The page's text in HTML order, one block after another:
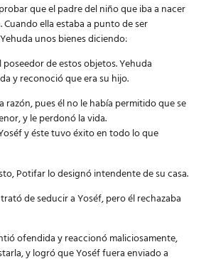
que el padre del niño que iba a nacer
ella estaba a punto de ser
unos bienes diciendo:
de estos objetos. Yehuda
y reconoció que era su hijo.
razón, pues él no le había permitido que se
y le perdonó la vida.
y éste tuvo éxito en todo lo que
Potifar lo designó intendente de su casa.
de seducir a Yoséf, pero él rechazaba
ofendida y reaccionó maliciosamente,
y logró que Yoséf fuera enviado a